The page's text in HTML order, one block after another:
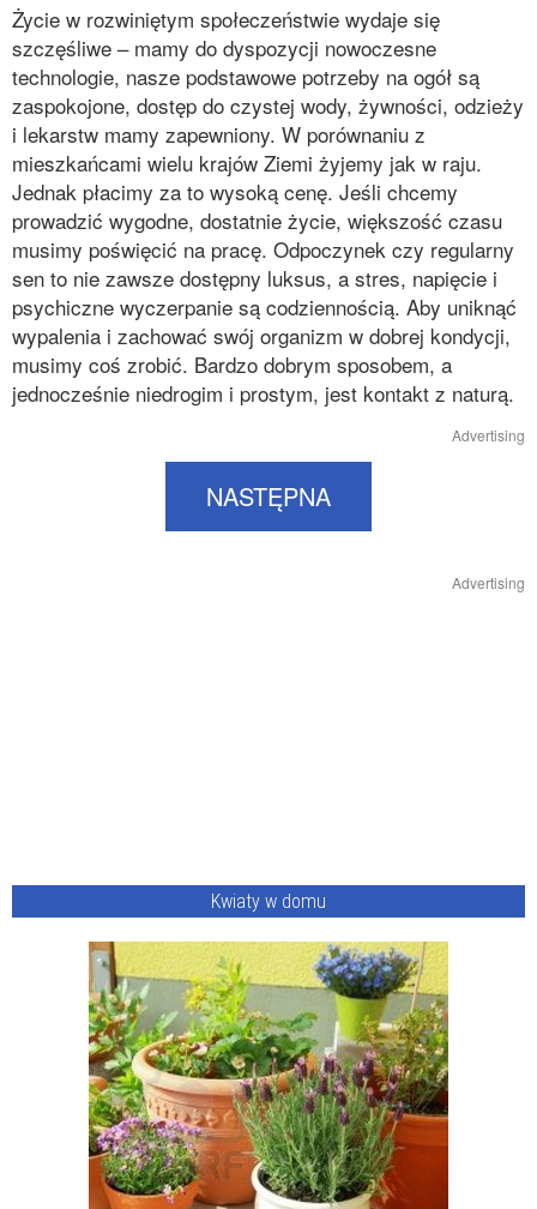
Życie w rozwiniętym społeczeństwie wydaje się
szczęśliwe – mamy do dyspozycji nowoczesne
technologie, nasze podstawowe potrzeby na ogół są
zaspokojone, dostęp do czystej wody, żywności, odzieży
i lekarstw mamy zapewniony. W porównaniu z
mieszkańcami wielu krajów Ziemi żyjemy jak w raju.
Jednak płacimy za to wysoką cenę. Jeśli chcemy
prowadzić wygodne, dostatnie życie, większość czasu
musimy poświęcić na pracę. Odpoczynek czy regularny
sen to nie zawsze dostępny luksus, a stres, napięcie i
psychiczne wyczerpanie są codziennością. Aby uniknąć
wypalenia i zachować swój organizm w dobrej kondycji,
musimy coś zrobić. Bardzo dobrym sposobem, a
jednocześnie niedrogim i prostym, jest kontakt z naturą.
Advertising
NASTĘPNA
Advertising
Kwiaty w domu